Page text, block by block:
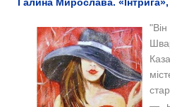
Галина Мирослава.